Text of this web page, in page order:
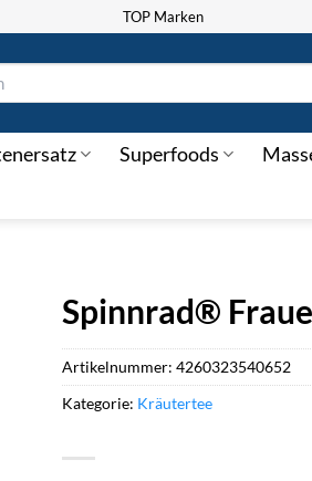
TOP Marken
Superfoods
Spinnrad®
Artikelnummer:4260323540652
Kategorie: Kräutertee